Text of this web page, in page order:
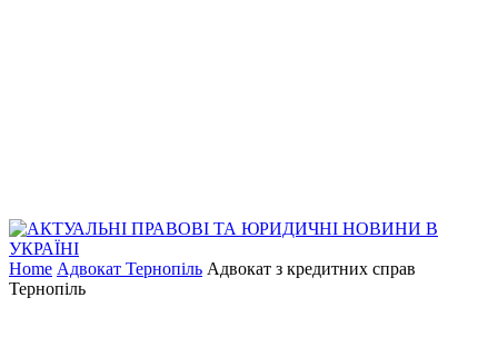
Home Адвокат Тернопіль Адвокат з кредитних справ
Тернопіль